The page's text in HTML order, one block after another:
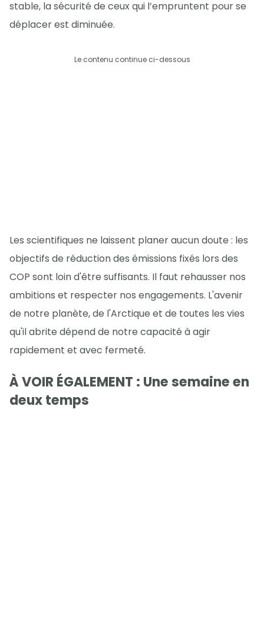
stable, la sécurité de ceux qui l’empruntent pour se
déplacer est diminuée.
Le contenu continue ci-dessous
Les scientifiques ne laissent planer aucun doute : les
objectifs de réduction des émissions fixés lors des
COP sont loin d'être suffisants. Il faut rehausser nos
ambitions et respecter nos engagements. L'avenir
de notre planète, de l'Arctique et de toutes les vies
qu'il abrite dépend de notre capacité à agir
rapidement et avec fermeté.
À VOIR ÉGALEMENT : Une semaine en
deux temps